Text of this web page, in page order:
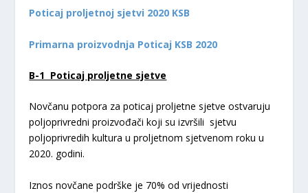
Poticaj proljetnoj sjetvi 2020 KSB
Primarna proizvodnja Poticaj KSB 2020
B-1 Poticaj proljetne sjetve
Novčanu potpora za poticaj proljetne sjetve ostvaruju
poljoprivredni proizvođači koji su izvršili sjetvu
poljoprivredih kultura u proljetnom sjetvenom roku u
2020. godini.
Iznos novčane podrške je 70% od vrijednosti